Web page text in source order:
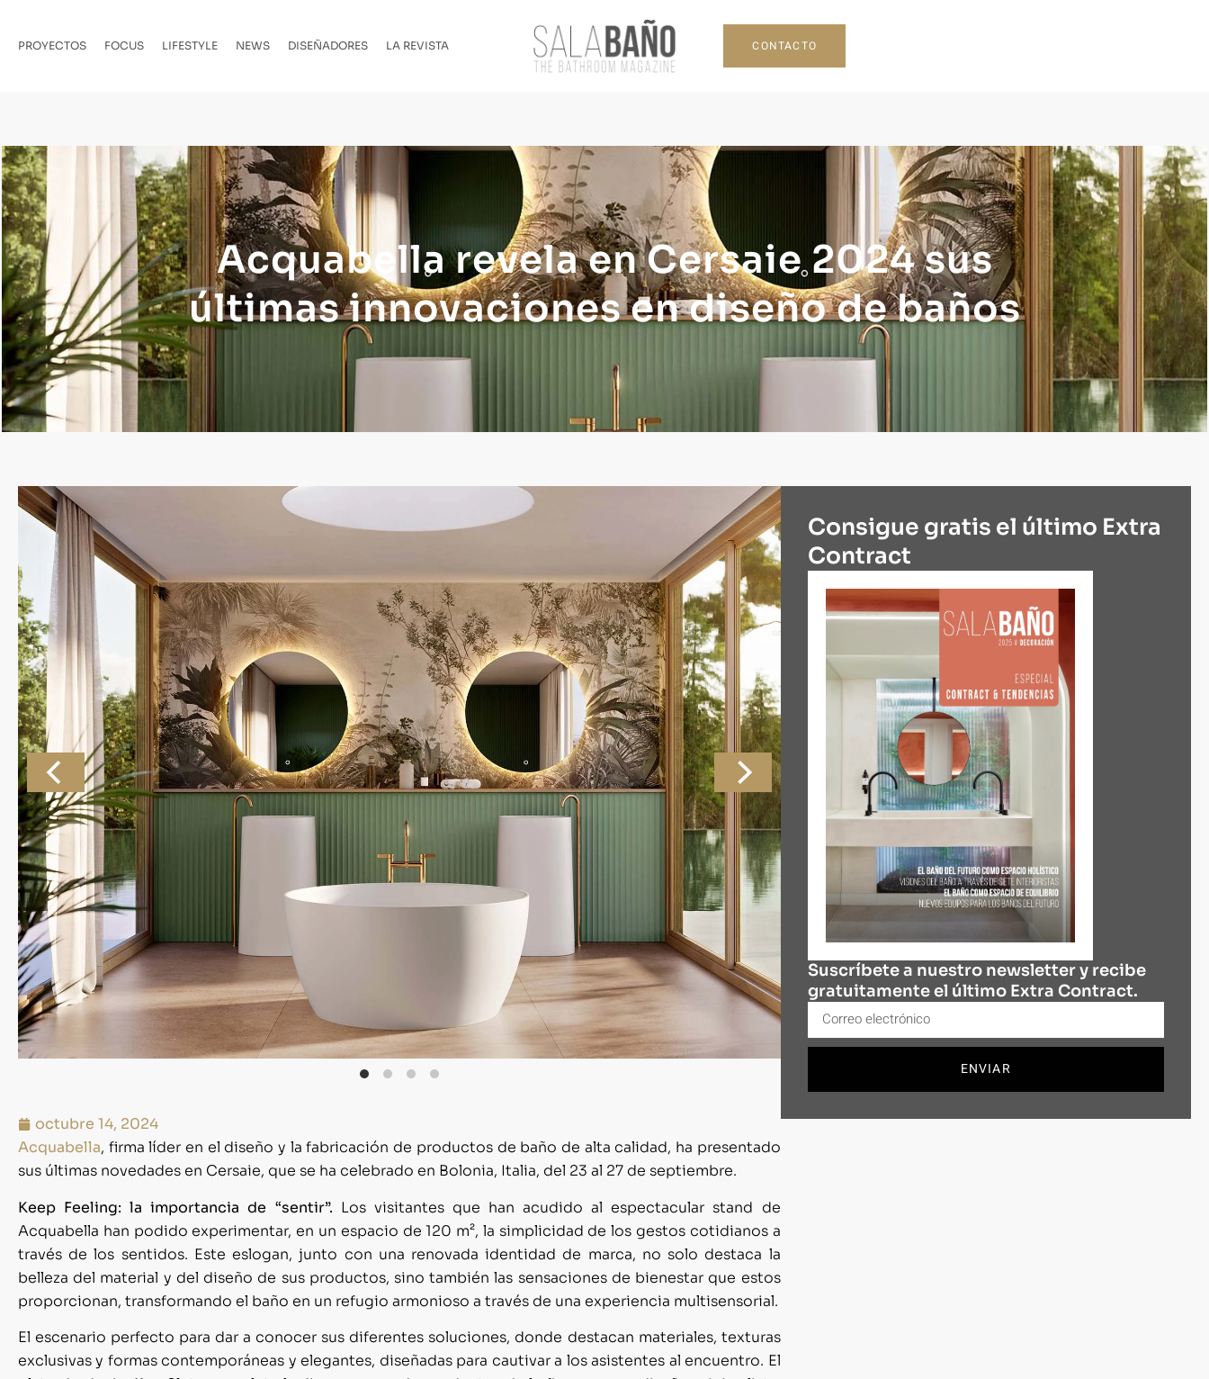
PROYECTOS FOCUS LIFESTYLE NEWS DISEÑADORES LA REVISTA CONTACTO
Acquabella revela en Cersaie 2024 sus
últimas innovaciones en diseño de baños
octubre 14, 2024
Acquabella, firma líder en el diseño y la fabricación de productos de baño de alta calidad, ha presentado
sus últimas novedades en Cersaie, que se ha celebrado en Bolonia, Italia, del 23 al 27 de septiembre.
Keep Feeling: la importancia de “sentir”. Los visitantes que han acudido al espectacular stand de
Acquabella han podido experimentar, en un espacio de 120 m², la simplicidad de los gestos cotidianos a
través de los sentidos. Este eslogan, junto con una renovada identidad de marca, no solo destaca la
belleza del material y del diseño de sus productos, sino también las sensaciones de bienestar que estos
proporcionan, transformando el baño en un refugio armonioso a través de una experiencia multisensorial.
El escenario perfecto para dar a conocer sus diferentes soluciones, donde destacan materiales, texturas
exclusivas y formas contemporáneas y elegantes, diseñadas para cautivar a los asistentes al encuentro. El
Consigue gratis el último Extra
Contract
Suscríbete a nuestro newsletter y recibe
gratuitamente el último Extra Contract.
ENVIAR